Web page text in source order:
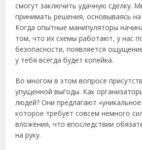
смогут заключить удачную сделку.
принимать решения, основываясь на
Когда опытные манипуляторы
том, что их схемы работают, у нас
безопасности, появляется
у тебя всегда будет копейка.
Во многом в этом вопросе
упущенной выгоды. Как
людей? Они предлагают
которое требует совсем немного
вложения, что впоследствии
на руку.